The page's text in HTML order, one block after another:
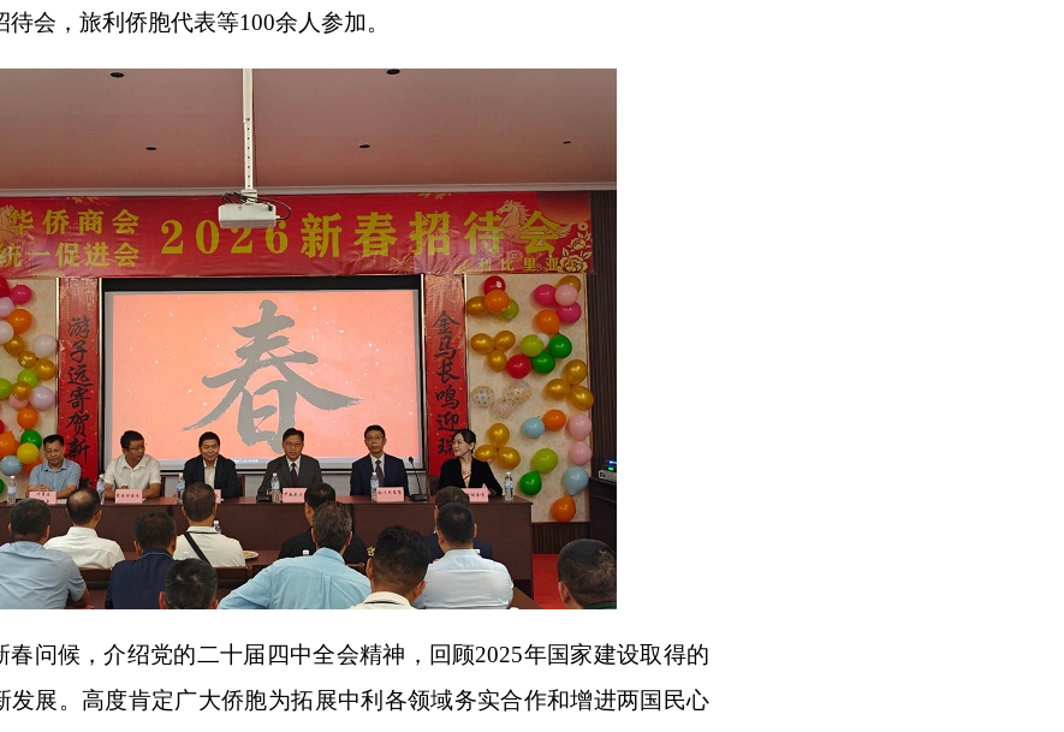
会，旅利侨胞代表等100余人参加。
春问候，介绍党的二十届四中全会精神，回顾2025年国家建设取得的
发展。高度肯定广大侨胞为拓展中利各领域务实合作和增进两国民心